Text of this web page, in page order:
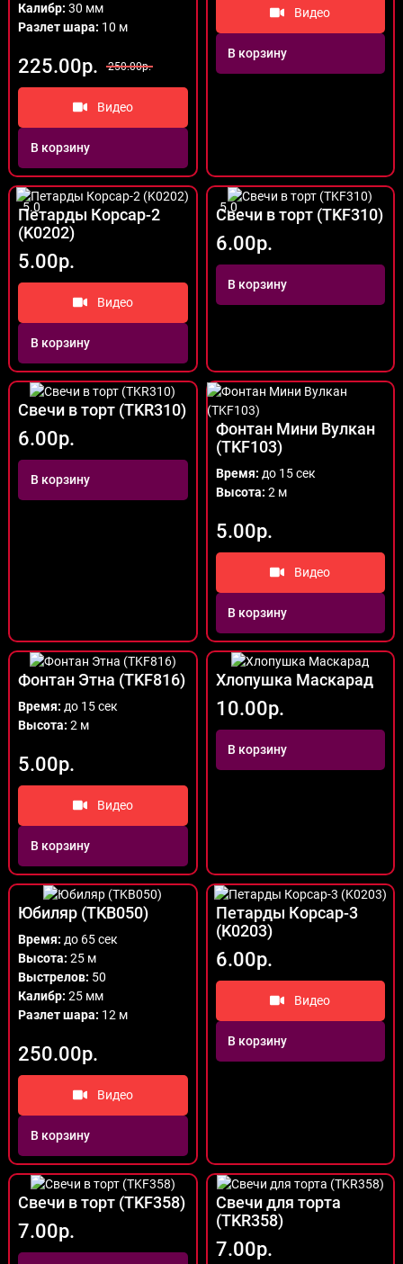
Калибр: 30 мм
Разлет шара: 10 м
225.00р. 250.00р.
Видео
В корзину
Видео
В корзину
5.0
Петарды Корсар-2
(K0202)
5.00р.
Видео
В корзину
5.0
Свечи в торт (TKF310)
6.00р.
В корзину
Свечи в торт (TKR310)
6.00р.
В корзину
Фонтан Мини Вулкан
(TKF103)
Время: до 15 сек
Высота: 2 м
5.00р.
Видео
В корзину
Фонтан Этна (TKF816)
Время: до 15 сек
Высота: 2 м
5.00р.
Видео
В корзину
Хлопушка Маскарад
10.00р.
В корзину
Юбиляр (TKB050)
Время: до 65 сек
Высота: 25 м
Выстрелов: 50
Калибр: 25 мм
Разлет шара: 12 м
250.00р.
Видео
В корзину
Петарды Корсар-3
(K0203)
6.00р.
Видео
В корзину
Свечи в торт (TKF358)
7.00р.
Свечи для торта
(TKR358)
7.00р.